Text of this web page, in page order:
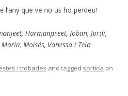
l’any que ve no us ho perdeu!
Harmanpreet, Joban, Jordi,
Moisés, Vanessa i Teia
i trobades and tagged sortida on